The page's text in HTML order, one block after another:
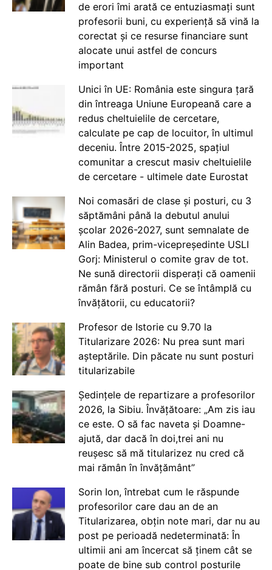
de erori îmi arată ce entuziasmați sunt
profesorii buni, cu experiență să vină la
corectat și ce resurse financiare sunt
alocate unui astfel de concurs
important
Unici în UE: România este singura țară
din întreaga Uniune Europeană care a
redus cheltuielile de cercetare,
calculate pe cap de locuitor, în ultimul
deceniu. Între 2015-2025, spațiul
comunitar a crescut masiv cheltuielile
de cercetare - ultimele date Eurostat
Noi comasări de clase și posturi, cu 3
săptămâni până la debutul anului
școlar 2026-2027, sunt semnalate de
Alin Badea, prim-vicepreședinte USLI
Gorj: Ministerul o comite grav de tot.
Ne sună directorii disperați că oamenii
rămân fără posturi. Ce se întâmplă cu
învățătorii, cu educatorii?
Profesor de Istorie cu 9.70 la
Titularizare 2026: Nu prea sunt mari
așteptările. Din păcate nu sunt posturi
titularizabile
Ședințele de repartizare a profesorilor
2026, la Sibiu. Învățătoare: „Am zis iau
ce este. O să fac naveta și Doamne-
ajută, dar dacă în doi,trei ani nu
reușesc să mă titularizez nu cred că
mai rămân în învățământ”
Sorin Ion, întrebat cum le răspunde
profesorilor care dau an de an
Titularizarea, obțin note mari, dar nu au
post pe perioadă nedeterminată: În
ultimii ani am încercat să ținem cât se
poate de bine sub control posturile